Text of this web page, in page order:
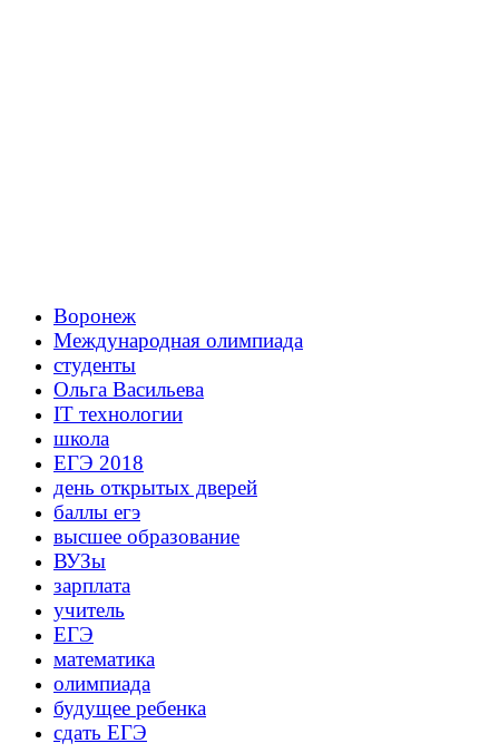
Воронеж
Международная олимпиада
студенты
Ольга Васильева
IT технологии
школа
ЕГЭ 2018
день открытых дверей
баллы егэ
высшее образование
ВУЗы
зарплата
учитель
ЕГЭ
математика
олимпиада
будущее ребенка
сдать ЕГЭ